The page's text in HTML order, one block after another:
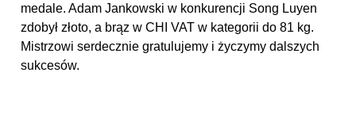
medale. Adam Jankowski w konkurencji Song Luyen
zdobył złoto, a brąz w CHI VAT w kategorii do 81 kg.
Mistrzowi serdecznie gratulujemy i życzymy dalszych
sukcesów.